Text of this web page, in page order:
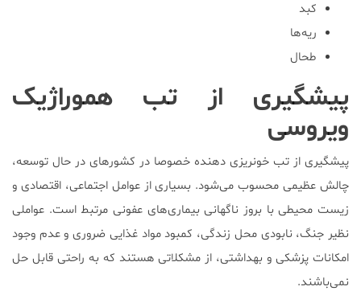
کبد
ریه‌ها
طحال
پیشگیری از تب هموراژیک
ویروسی
پیشگیری از تب خونریزی دهنده خصوصا در کشورهای در حال توسعه،
چالش عظیمی محسوب می‌شود. بسیاری از عوامل اجتماعی، اقتصادی و
زیست محیطی با بروز ناگهانی بیماری‌های عفونی مرتبط است. عواملی
نظیر جنگ، نابودی محل زندگی، کمبود مواد غذایی ضروری و عدم وجود
امکانات پزشکی و بهداشتی، از مشکلاتی هستند که به راحتی قابل حل
نمی‌باشند.